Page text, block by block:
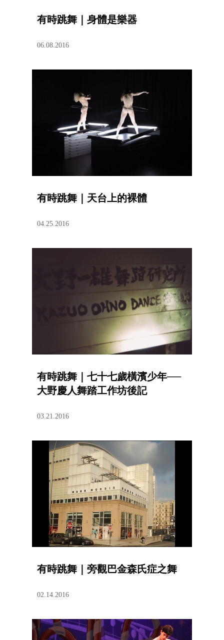
有時跳舞｜身體是樂器
06.08.2016
有時跳舞｜天台上的裸體
04.25.2016
有時跳舞｜七十七歲橫濱少年──
大野慶人舞踏工作坊後記
03.21.2016
有時跳舞｜旁觀巴金森氏症之舞
02.14.2016